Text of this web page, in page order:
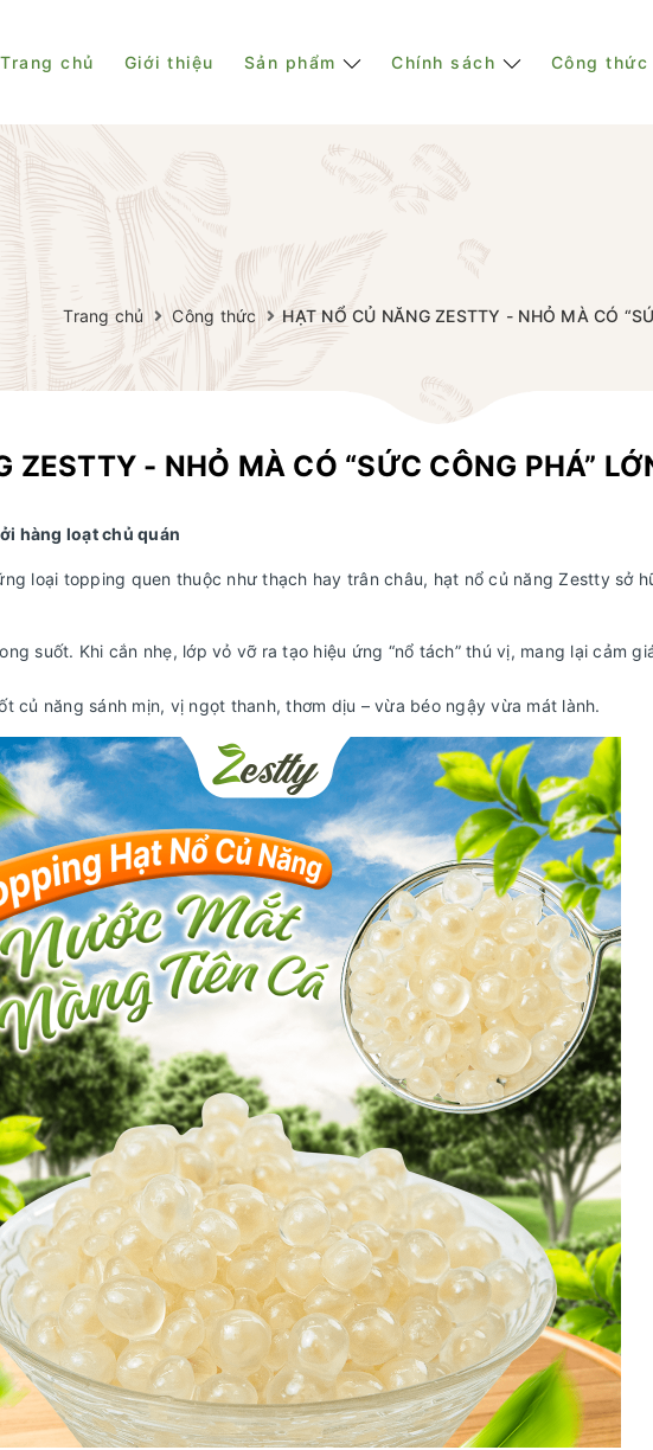
Trang chủ Giới thiệu Sản phẩm Chính sách Công thức
Trang chủ Công thức HẠT NỔ CỦ NĂNG ZESTTY - NHỎ MÀ CÓ
ZESTTY - NHỎ MÀ CÓ “SỨC CÔNG PHÁ”
hàng loạt chủ quán
loại topping quen thuộc như thạch hay trân châu, hạt nổ củ năng Zestty sở
suốt. Khi cắn nhẹ, lớp vỏ vỡ ra tạo hiệu ứng “nổ tách” thú vị, mang lại cảm
củ năng sánh mịn, vị ngọt thanh, thơm dịu – vừa béo ngậy vừa mát lành.